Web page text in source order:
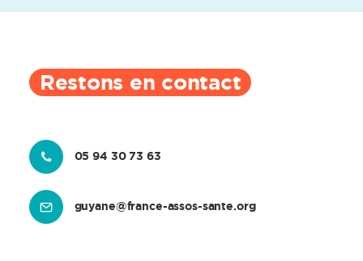
Restons en contact
05 94 30 73 63
guyane@france-assos-sante.org